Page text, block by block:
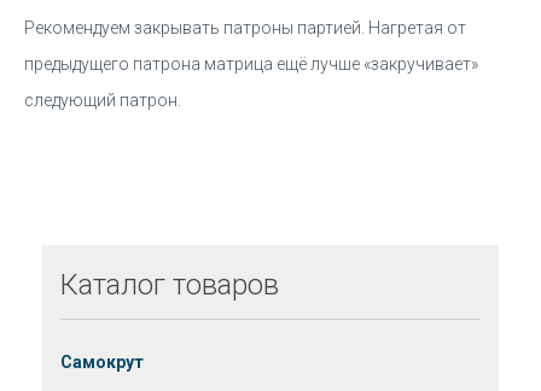
Рекомендуем закрывать патроны партией. Нагретая от
предыдущего патрона матрица ещё лучше «закручивает»
следующий патрон.
Каталог товаров
Самокрут